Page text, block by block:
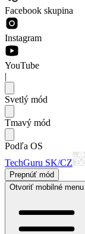
Facebook skupina
Instagram
YouTube
|
Svetlý mód
Tmavý mód
Podľa OS
TechGuru SK/CZ
Prepnúť mód
Otvoriť mobilné menu